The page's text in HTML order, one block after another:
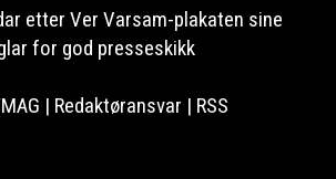
etter Ver Varsam-plakaten sine
for god presseskikk
| Redaktøransvar | RSS